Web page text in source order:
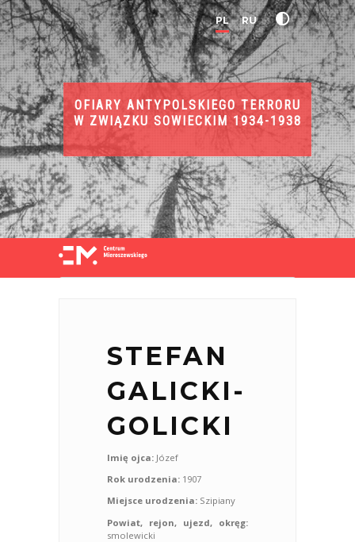
PL RU
OFIARY ANTYPOLSKIEGO TERRORU
W ZWIĄZKU SOWIECKIM 1934-1938
STEFAN
GALICKI-
GOLICKI
Imię ojca: Józef
Rok urodzenia: 1907
Miejsce urodzenia: Szipiany
Powiat, rejon, ujezd, okręg:
smolewicki